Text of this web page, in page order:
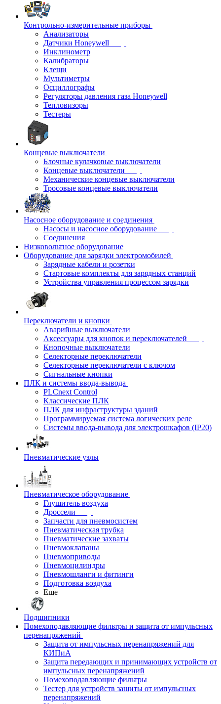
Контрольно-измерительные приборы
Анализаторы
Датчики Honeywell
Инклинометр
Калибраторы
Клещи
Мультиметры
Осциллографы
Регуляторы давления газа Honeywell
Тепловизоры
Тестеры
Концевые выключатели
Блочные кулачковые выключатели
Концевые выключатели
Механические концевые выключатели
Тросовые концевые выключатели
Насосное оборудование и соединения
Насосы и насосное оборудование
Соединения
Низковольтное оборудование
Оборудование для зарядки электромобилей
Зарядные кабели и розетки
Стартовые комплекты для зарядных станций
Устройства управления процессом зарядки
Переключатели и кнопки
Аварийные выключатели
Аксессуары для кнопок и переключателей
Кнопочные выключатели
Селекторные переключатели
Селекторные переключатели с ключом
Сигнальные кнопки
ПЛК и системы ввода-вывода
PLCnext Control
Классические ПЛК
ПЛК для инфраструктуры зданий
Программируемая система логических реле
Системы ввода-вывода для электрошкафов (IP20)
Пневматические узлы
Пневматическое оборудование
Глушитель воздуха
Дроссели
Запчасти для пневмосистем
Пневматическая трубка
Пневматические захваты
Пневмоклапаны
Пневмоприводы
Пневмоцилиндры
Пневмошланги и фитинги
Подготовка воздуха
Еще
Подшипники
Помехоподавляющие фильтры и защита от импульсных
перенапряжений
Защита от импульсных перенапряжений для
КИПиА
Защита передающих и принимающих устройств от
импульсных перенапряжений
Помехоподавляющие фильтры
Тестер для устройств защиты от импульсных
перенапряжений